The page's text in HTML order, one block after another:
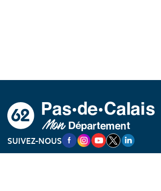
SUIVEZ-NOUSNOUVELLE FENÊTRE
NOUVELLE FENÊTRE
NOUVELLE
NOUVELLE